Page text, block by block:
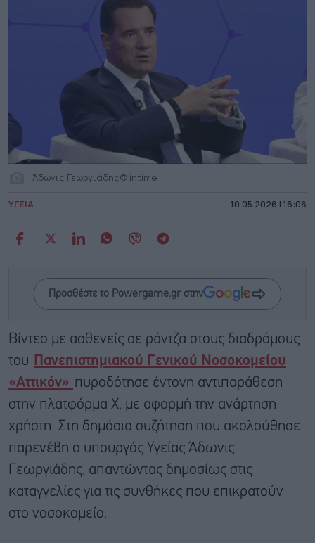
Άδωνις Γεωργιάδης© intime
ΥΓΕΙΑ 10.05.2026 | 16:06
Προσθέστε το Powergame.gr στην
Βίντεο με ασθενείς σε ράντζα στους διαδρόμους
του
Πανεπιστημιακού Γενικού Νοσοκομείου
«Αττικόν» πυροδότησε έντονη αντιπαράθεση
στην πλατφόρμα X, με αφορμή την ανάρτηση
χρήστη. Στη δημόσια συζήτηση που ακολούθησε
παρενέβη ο υπουργός Υγείας Άδωνις
Γεωργιάδης, απαντώντας δημοσίως στις
καταγγελίες για τις συνθήκες που επικρατούν
στο νοσοκομείο.